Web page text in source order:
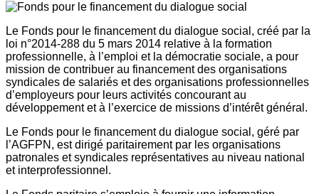
Le Fonds pour le financement du dialogue social, créé par la
loi n°2014-288 du 5 mars 2014 relative à la formation
professionnelle, à l’emploi et la démocratie sociale, a pour
mission de contribuer au financement des organisations
syndicales de salariés et des organisations professionnelles
d’employeurs pour leurs activités concourant au
développement et à l’exercice de missions d’intérêt général.
Le Fonds pour le financement du dialogue social, géré par
l’AGFPN, est dirigé paritairement par les organisations
patronales et syndicales représentatives au niveau national
et interprofessionnel.